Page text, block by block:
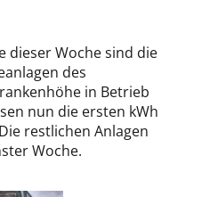
dieser Woche sind die
des
in Betrieb
nun die ersten kWh
restlichen Anlagen
Woche.